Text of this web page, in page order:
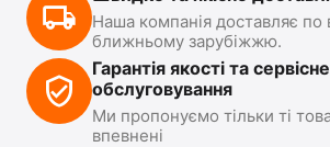
Наша компанія доставляє по
ближньому зарубіжжю.
Гарантія якості та сервісне
обслуговування
Ми пропонуємо тільки ті
впевнені